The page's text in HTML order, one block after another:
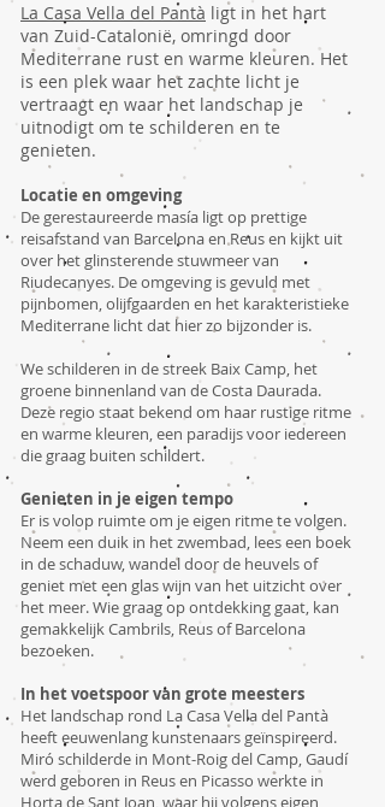
​​La Casa Vella del Pantà ligt in het hart
van Zuid-Catalonië, omringd door
Mediterrane rust en warme kleuren. Het
is een plek waar het zachte licht je
vertraagt en waar het landschap je
uitnodigt om te schilderen en te
genieten.
Locatie en omgeving
De gerestaureerde masía ligt op prettige
reisafstand van Barcelona en Reus en kijkt uit
over het glinsterende stuwmeer van
Riudecanyes. De omgeving is gevuld met
pijnbomen, olijfgaarden en het karakteristieke
Mediterrane licht dat hier zo bijzonder is.
We schilderen in de streek Baix Camp, het
groene binnenland van de Costa Daurada.
Deze regio staat bekend om haar rustige ritme
en warme kleuren, een paradijs voor iedereen
die graag buiten schildert.
Genieten in je eigen tempo
Er is volop ruimte om je eigen ritme te volgen.
Neem een duik in het zwembad, lees een boek
in de schaduw, wandel door de heuvels of
geniet met een glas wijn van het uitzicht over
het meer. Wie graag op ontdekking gaat, kan
gemakkelijk Cambrils, Reus of Barcelona
bezoeken.
In het voetspoor van grote meesters
Het landschap rond La Casa Vella del Pantà
heeft eeuwenlang kunstenaars geïnspireerd.
Miró schilderde in Mont-Roig del Camp, Gaudí
werd geboren in Reus en Picasso werkte in
Horta de Sant Joan, waar hij volgens eigen